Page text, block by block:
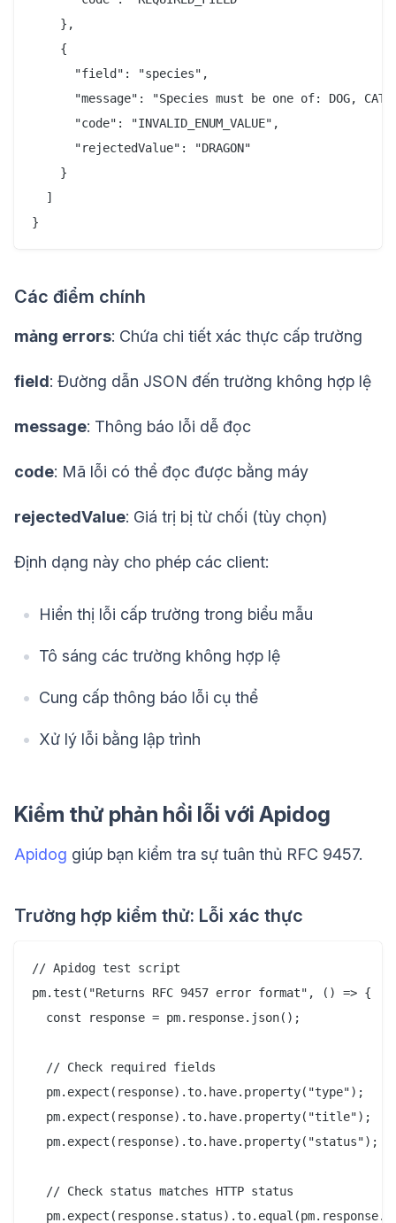
    },
    {
      "field": "species",
"message": "Species must be one of: DOG,
      "code": "INVALID_ENUM_VALUE",
      "rejectedValue": "DRAGON"
    }
  ]
Các điểm chính
mảng errors: Chứa chi tiết xác thực cấp trường
field: Đường dẫn JSON đến trường không hợp lệ
message: Thông báo lỗi dễ đọc
code: Mã lỗi có thể đọc được bằng máy
rejectedValue: Giá trị bị từ chối (tùy chọn)
Định dạng này cho phép các client:
Hiển thị lỗi cấp trường trong biểu mẫu
Tô sáng các trường không hợp lệ
Cung cấp thông báo lỗi cụ thể
Xử lý lỗi bằng lập trình
Kiểm thử phản hồi lỗi với Apidog
Apidog giúp bạn kiểm tra sự tuân thủ RFC 9457.
Trường hợp kiểm thử: Lỗi xác thực
// Apidog test script
pm.test("Returns RFC 9457 error format", () => {
  const response = pm.response.json();
  // Check required fields
  pm.expect(response).to.have.property("type");
  pm.expect(response).to.have.property("title");
  pm.expect(response).to.have.property("status");
  // Check status matches HTTP status